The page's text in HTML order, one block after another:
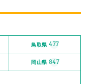
鳥取県 477
岡山県 847